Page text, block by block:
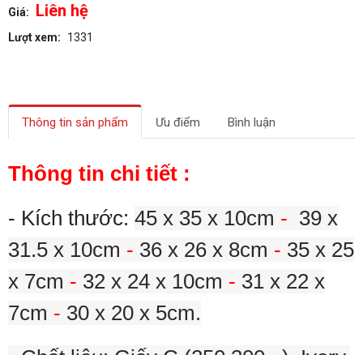
Giá: Liên hệ
Lượt xem: 1331
Thông tin sản phẩm Ưu điểm Bình luận
Thông tin chi tiết :
- Kích thước: 45 x 35 x 10cm - 39 x
31.5 x 10cm - 36 x 26 x 8cm - 35 x 25
x 7cm - 32 x 24 x 10cm - 31 x 22 x
7cm - 30 x 20 x 5cm.